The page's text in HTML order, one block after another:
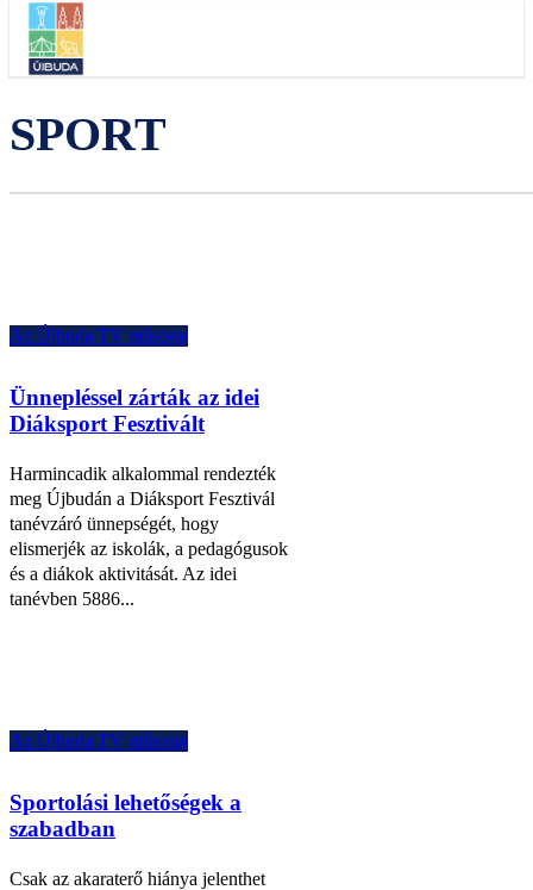
SPORT
Az Újbuda TV műsorai
Ünnepléssel zárták az idei
Diáksport Fesztivált
Harmincadik alkalommal rendezték
meg Újbudán a Diáksport Fesztivál
tanévzáró ünnepségét, hogy
elismerjék az iskolák, a pedagógusok
és a diákok aktivitását. Az idei
tanévben 5886...
Az Újbuda TV műsorai
Sportolási lehetőségek a
szabadban
Csak az akaraterő hiánya jelenthet